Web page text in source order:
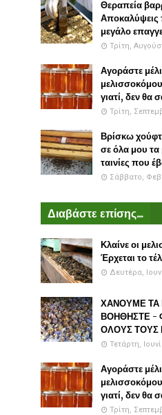
Θεραπεία
μεγάλο
Τρίτη,
Αγοράστε
γιατί, δεν θα
Τρίτη,
Βρίσκω
σε όλα μου τα
ταινίες που
Σάββατο,
Διαβάστε επίσης...
Κλαίνε οι
Έρχεται το
Δευτέρα,
ΧΑΝΟΥΜΕ ΤΑ
ΒΟΗΘΗΣΤΕ -
ΟΛΟΥΣ ΤΟΥΣ
Τετάρτη,
Αγοράστε
γιατί, δεν θα
Τρίτη,